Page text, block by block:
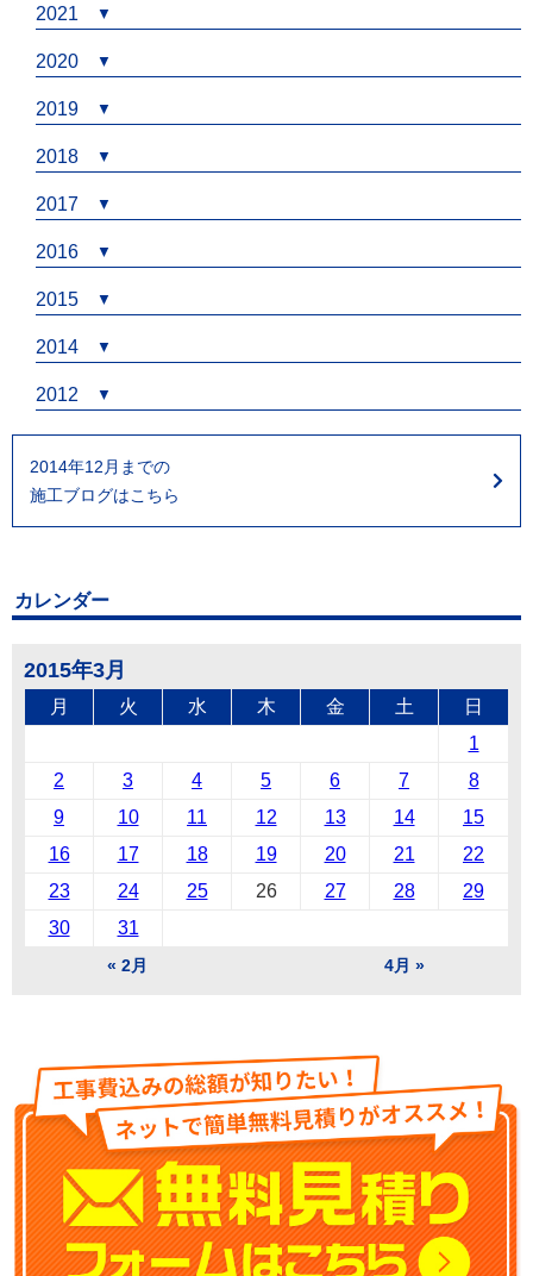
2021
2020
2019
2018
2017
2016
2015
2014
2012
2014年12月までの
施工ブログはこちら
カレンダー
2015年3月
月 火 水 木 金 土 日
« 2月 4月 »
1
2
3 4 5 6 7
8
9
10 11 12 13 14
15
16
17 18 19 20 21
22
23
24 25 26 27 28
29
30
31